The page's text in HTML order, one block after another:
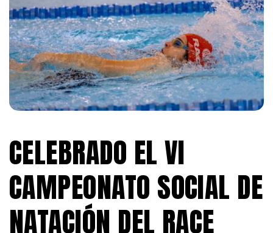
CELEBRADO EL VI
CAMPEONATO SOCIAL DE
NATACIÓN DEL RACE